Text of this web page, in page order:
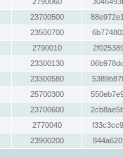
23700500
23500700
2790010
23300130
23300580
25700300
23700600
2770040
23900200